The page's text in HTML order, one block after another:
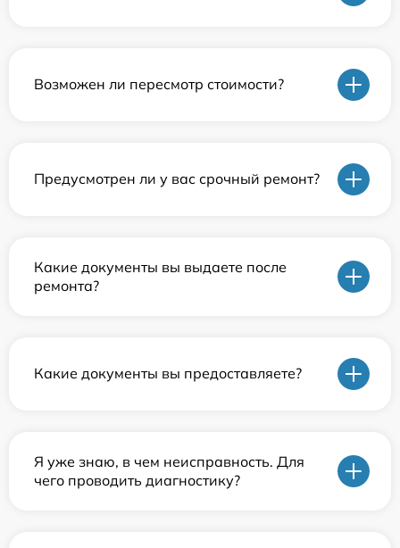
Возможен ли пересмотр стоимости?
Предусмотрен ли у вас срочный ремонт?
Какие документы вы выдаете после
ремонта?
Какие документы вы предоставляете?
Я уже знаю, в чем неисправность. Для
чего проводить диагностику?